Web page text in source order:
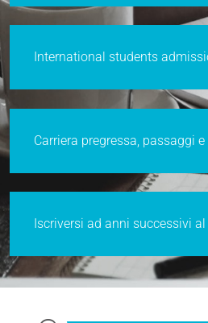
International students
Carriera pregressa, passaggi
Iscriversi ad anni successivi